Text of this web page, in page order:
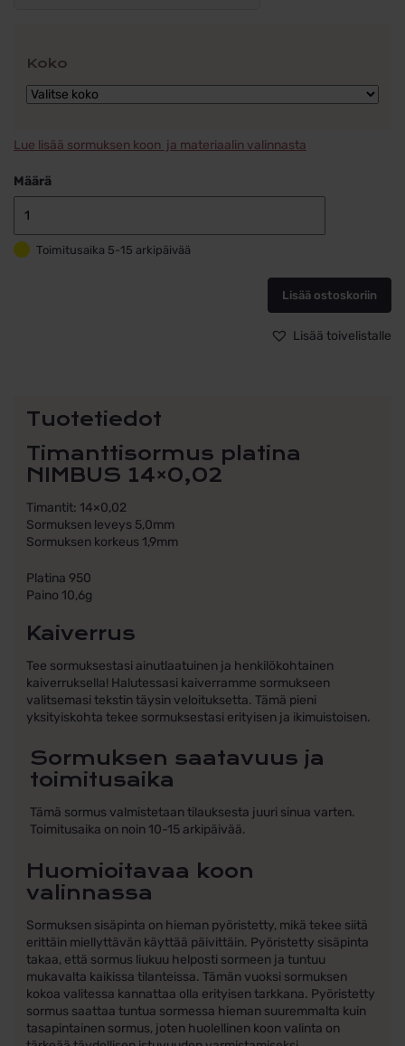
Koko
Lue lisää sormuksen koon ja materiaalin valinnasta
Määrä
platina
NIMBUS
14x0,02
Toimitusaika 5-15 arkipäivää
Lisää ostoskoriin
Lisää toivelistalle
Tuotetiedot
Timanttisormus platina
NIMBUS 14×0,02
Timantit: 14×0,02
Sormuksen leveys 5,0mm
Sormuksen korkeus 1,9mm
Platina 950
Paino 10,6g
Kaiverrus
Tee sormuksestasi ainutlaatuinen ja henkilökohtainen
kaiverruksella! Halutessasi kaiverramme sormukseen
valitsemasi tekstin täysin veloituksetta. Tämä pieni
yksityiskohta tekee sormuksestasi erityisen ja ikimuistoisen.
Sormuksen saatavuus ja
toimitusaika
Tämä sormus valmistetaan tilauksesta juuri sinua varten.
Toimitusaika on noin 10-15 arkipäivää.
Huomioitavaa koon
valinnassa
Sormuksen sisäpinta on hieman pyöristetty, mikä tekee siitä
erittäin miellyttävän käyttää päivittäin. Pyöristetty sisäpinta
takaa, että sormus liukuu helposti sormeen ja tuntuu
mukavalta kaikissa tilanteissa. Tämän vuoksi sormuksen
kokoa valitessa kannattaa olla erityisen tarkkana. Pyöristetty
sormus saattaa tuntua sormessa hieman suuremmalta kuin
tasapintainen sormus, joten huolellinen koon valinta on